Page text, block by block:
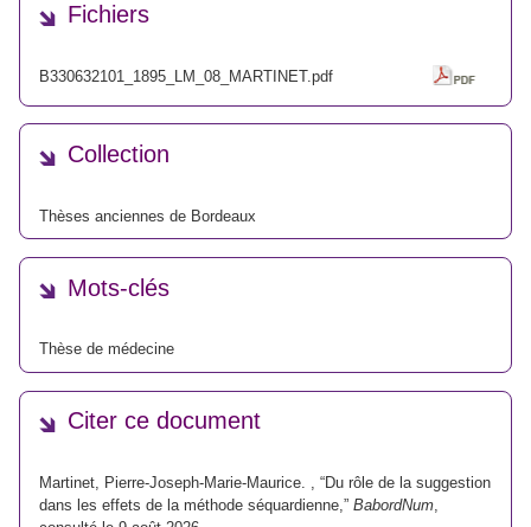
Fichiers
B330632101_1895_LM_08_MARTINET.pdf
Collection
Thèses anciennes de Bordeaux
Mots-clés
Thèse de médecine
Citer ce document
Martinet, Pierre-Joseph-Marie-Maurice. , “Du rôle de la suggestion
dans les effets de la méthode séquardienne,” BabordNum